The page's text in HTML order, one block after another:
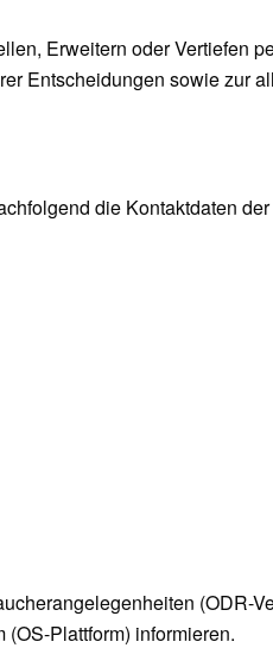
Erweitern oder Vertiefen
Entscheidungen sowie zur
die Kontaktdaten der
(ODR-
Plattform) informieren.